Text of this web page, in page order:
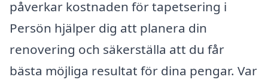
påverkar kostnaden för tapetsering i
Persön hjälper dig att planera din
renovering och säkerställa att du får
bästa möjliga resultat för dina pengar. Var